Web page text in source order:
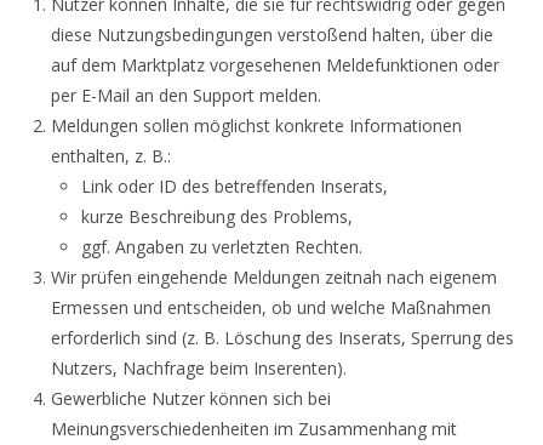
diese Nutzungsbedingungen verstoßend halten, über die
auf dem Marktplatz vorgesehenen Meldefunktionen oder
per E-Mail an den Support melden.
Meldungen sollen möglichst konkrete Informationen
enthalten, z. B.:
Link oder ID des betreffenden Inserats,
kurze Beschreibung des Problems,
ggf. Angaben zu verletzten Rechten.
Wir prüfen eingehende Meldungen zeitnah nach eigenem
Ermessen und entscheiden, ob und welche Maßnahmen
erforderlich sind (z. B. Löschung des Inserats, Sperrung des
Nutzers, Nachfrage beim Inserenten).
Gewerbliche Nutzer können sich bei
Meinungsverschiedenheiten im Zusammenhang mit